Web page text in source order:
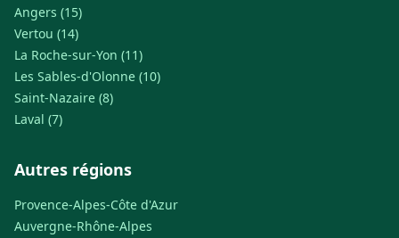
Angers (15)
Vertou (14)
La Roche-sur-Yon (11)
Les Sables-d'Olonne (10)
Saint-Nazaire (8)
Laval (7)
Autres régions
Provence-Alpes-Côte d'Azur
Auvergne-Rhône-Alpes